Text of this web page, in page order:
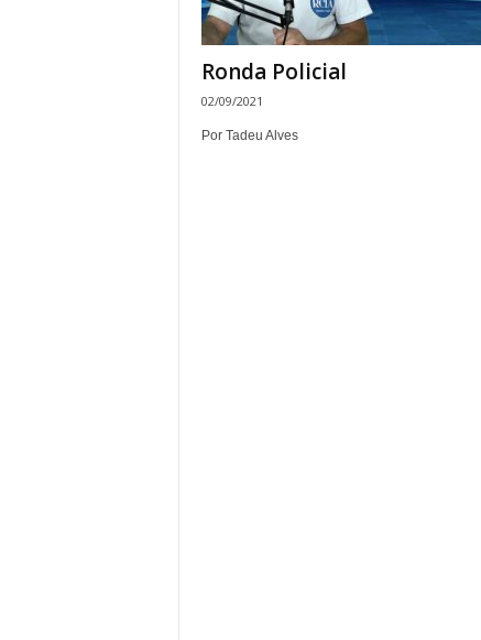
Ronda Policial
02/09/2021
Por Tadeu Alves